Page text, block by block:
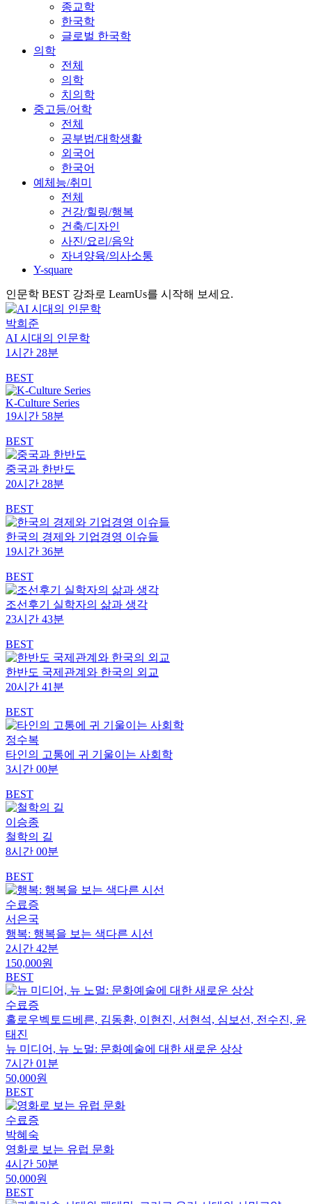
종교학
한국학
글로벌 한국학
의학
전체
의학
치의학
중고등/어학
전체
공부법/대학생활
외국어
한국어
예체능/취미
전체
건강/힐링/행복
건축/디자인
사진/요리/음악
자녀양육/의사소통
Y-square
인문학 BEST 강좌로 LearnUs를 시작해 보세요.
박희준
AI 시대의 인문학
1시간 28분
BEST
K-Culture Series
19시간 58분
BEST
중국과 한반도
20시간 28분
BEST
한국의 경제와 기업경영 이슈들
19시간 36분
BEST
조선후기 실학자의 삶과 생각
23시간 43분
BEST
한반도 국제관계와 한국의 외교
20시간 41분
BEST
정수복
타인의 고통에 귀 기울이는 사회학
3시간 00분
BEST
이승종
철학의 길
8시간 00분
BEST
수료증
서은국
행복: 행복을 보는 색다른 시선
2시간 42분
150,000원
BEST
수료증
홀로우벡토드베른, 김동환, 이현진, 서현석, 심보선, 전수진, 윤
태진
뉴 미디어, 뉴 노멀: 문화예술에 대한 새로운 상상
7시간 01분
50,000원
BEST
수료증
박혜숙
영화로 보는 유럽 문화
4시간 50분
50,000원
BEST